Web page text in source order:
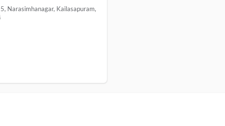
Narasimhanagar, Kailasapuram,